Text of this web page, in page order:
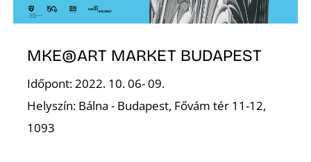
MKE@ART MARKET BUDAPEST
Időpont: 2022. 10. 06- 09.
Helyszín: Bálna - Budapest, Fővám tér 11-12,
1093